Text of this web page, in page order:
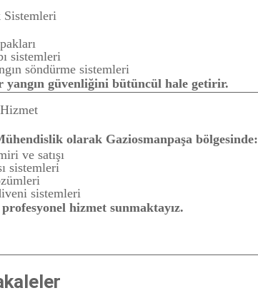
sistemleri
söndürme sistemleri
yangın güvenliğini bütüncül hale getirir.
olarak Gaziosmanpaşa bölgesinde:
ve satışı
sistemleri
sistemleri
hizmet sunmaktayız.